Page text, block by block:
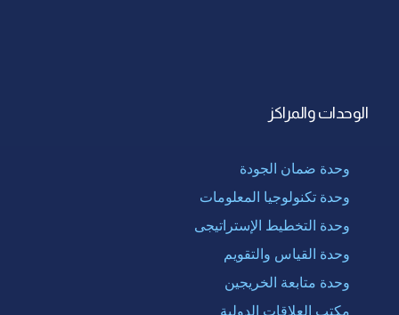
الوحدات والمراكز
وحدة ضمان الجودة
وحدة تكنولوجيا المعلومات
وحدة التخطيط الإستراتيجى
وحدة القياس والتقويم
وحدة متابعة الخريجين
مكتب العلاقات الدولية